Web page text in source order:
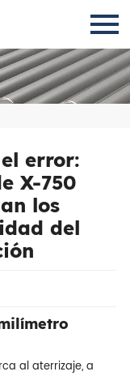
error:
X-750
los
del
al aterrizaje, a